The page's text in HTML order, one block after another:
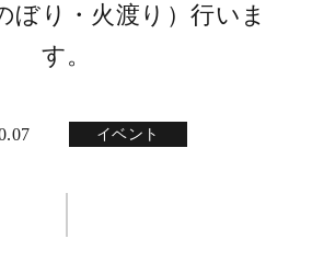
ぼり・火渡り）行いま
す。
イベント